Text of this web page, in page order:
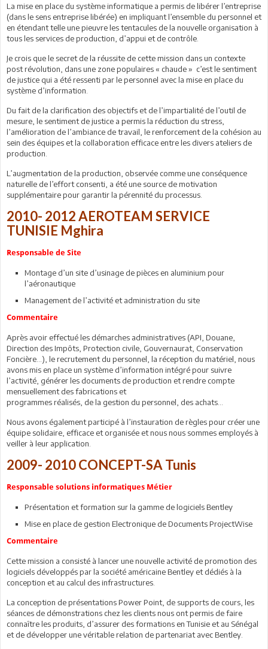
La mise en place du système informatique a permis de libérer l’entreprise
(dans le sens entreprise libérée) en impliquant l’ensemble du personnel et
en étendant telle une pieuvre les tentacules de la nouvelle organisation à
tous les services de production, d’appui et de contrôle.
Je crois que le secret de la réussite de cette mission dans un contexte
post révolution, dans une zone populaires « chaude » c’est le sentiment
de justice qui a été ressenti par le personnel avec la mise en place du
système d’information.
Du fait de la clarification des objectifs et de l’impartialité de l’outil de
mesure, le sentiment de justice a permis la réduction du stress,
l’amélioration de l’ambiance de travail, le renforcement de la cohésion au
sein des équipes et la collaboration efficace entre les divers ateliers de
production.
L’augmentation de la production, observée comme une conséquence
naturelle de l’effort consenti, a été une source de motivation
supplémentaire pour garantir la pérennité du processus.
2010- 2012 AEROTEAM SERVICE
TUNISIE Mghira
Responsable de Site
Montage d’un site d’usinage de pièces en aluminium pour
l’aéronautique
Management de l’activité et administration du site
Commentaire
Après avoir effectué les démarches administratives (API, Douane,
Direction des Impôts, Protection civile, Gouvernaurat, Conservation
Foncière…), le recrutement du personnel, la réception du matériel, nous
avons mis en place un système d’information intégré pour suivre
l’activité, générer les documents de production et rendre compte
mensuellement des fabrications et
programmes réalisés, de la gestion du personnel, des achats…
Nous avons également participé à l’instauration de règles pour créer une
équipe solidaire, efficace et organisée et nous nous sommes employés à
veiller à leur application.
2009- 2010 CONCEPT-SA Tunis
Responsable solutions informatiques Métier
Présentation et formation sur la gamme de logiciels Bentley
Mise en place de gestion Electronique de Documents ProjectWise
Commentaire
Cette mission a consisté à lancer une nouvelle activité de promotion des
logiciels développés par la société américaine Bentley et dédiés à la
conception et au calcul des infrastructures.
La conception de présentations Power Point, de supports de cours, les
séances de démonstrations chez les clients nous ont permis de faire
connaître les produits, d’assurer des formations en Tunisie et au Sénégal
et de développer une véritable relation de partenariat avec Bentley.